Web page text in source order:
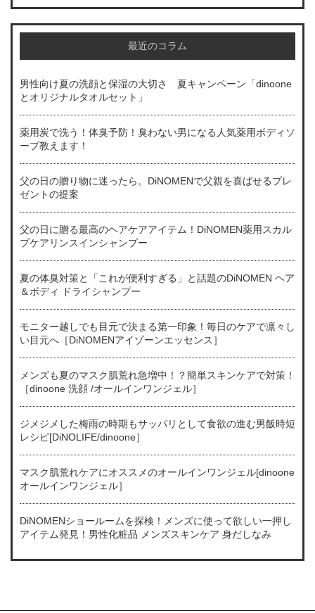
最近のコラム
男性向け夏の洗顔と保湿の大切さ 夏キャンペーン「dinoone
とオリジナルタオルセット」
薬用炭で洗う！体臭予防！臭わない男になる人気薬用ボディソ
ープ教えます！
父の日の贈り物に迷ったら。DiNOMENで父親を喜ばせるプレ
ゼントの提案
父の日に贈る最高のヘアケアアイテム！DiNOMEN薬用スカル
プケアリンスインシャンプー
夏の体臭対策と「これが便利すぎる」と話題のDiNOMEN ヘア
＆ボディ ドライシャンプー
モニター越しでも目元で決まる第一印象！毎日のケアで凛々し
い目元へ［DiNOMENアイゾーンエッセンス］
メンズも夏のマスク肌荒れ急増中！？簡単スキンケアで対策！
［dinoone 洗顔 /オールインワンジェル］
ジメジメした梅雨の時期もサッパリとして食欲の進む男飯時短
レシピ[DiNOLIFE/dinoone］
マスク肌荒れケアにオススメのオールインワンジェル[dinoone
オールインワンジェル］
DiNOMENショールームを探検！メンズに使って欲しい一押し
アイテム発見！男性化粧品 メンズスキンケア 身だしなみ